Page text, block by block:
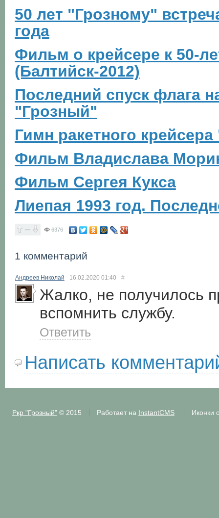
50 лет "Грозному"
года
Фильм о крейсере к 50-
(Балтийск-2012)
Последний спуск флага
"Грозный"
Гимн ракетного
Фильм Владислава
Фильм Сергея Кукса
Лиепая 1993 год.
— 6376
1 комментарий
Андреев Николай 16.02.2020 01:40 #
Жалко, не получилось
вспомнить службу.
Ответить
Написать
Ркр "Грозный"© 2015 Работает на InstantCMS Иконки